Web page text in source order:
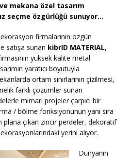
mekana özel tasarım
seçme özgürlüğü sunuyor…
firmalarının özgün
satışa sunan kibrID MATERIAL,
yüksek kalite metal
yaratıcı boyutuyla
ortam sınırlarının çizilmesi,
farklı çözümler sunan
mimari projeler çarpıcı bir
/ bölme fonksiyonunun yanı sıra
plana çıkan zincir perdeler, dekoratif
yerini alıyor.
Dünyanın